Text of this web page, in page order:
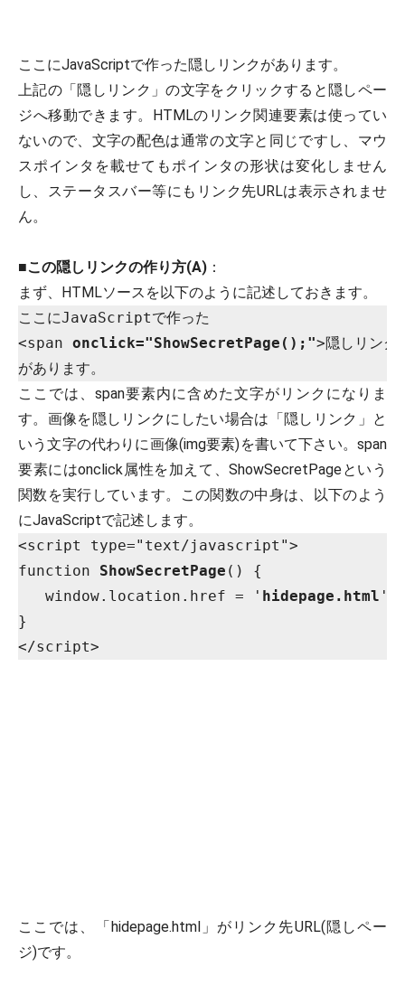
ここにJavaScriptで作った隠しリンク があります。
上記の「隠しリンク」の文字をクリックすると隠しペー
ジへ移動できます。HTMLのリンク関連要素は使ってい
ないので、文字の配色は通常の文字と同じですし、マウ
スポインタを載せてもポインタの形状は変化しません
し、ステータスバー等にもリンク先URLは表示されませ
ん。
■この隠しリンクの作り方(A) ：
まず、HTMLソースを以下のように記述しておきます。
ここにJavaScriptで作った
<span onclick="ShowSecretPage();">隠しリン
ここでは、span要素内に含めた文字がリンクになりま
す。画像を隠しリンクにしたい場合は「隠しリンク」と
いう文字の代わりに画像(img要素)を書いて下さい。span
要素にはonclick属性を加えて、ShowSecretPageという
関数を実行しています。この関数の中身は、以下のよう
にJavaScriptで記述します。
<script type="text/javascript">
function ShowSecretPage () {
   window.location.href = '
hidepage.html ';
}
ここでは、「hidepage.html」がリンク先URL(隠しペー
ジ)です。